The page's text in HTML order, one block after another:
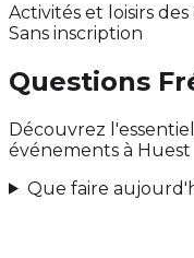
Activités et loisirs des
Sans inscription
Questions
Découvrez
événements à Huest
Que faire